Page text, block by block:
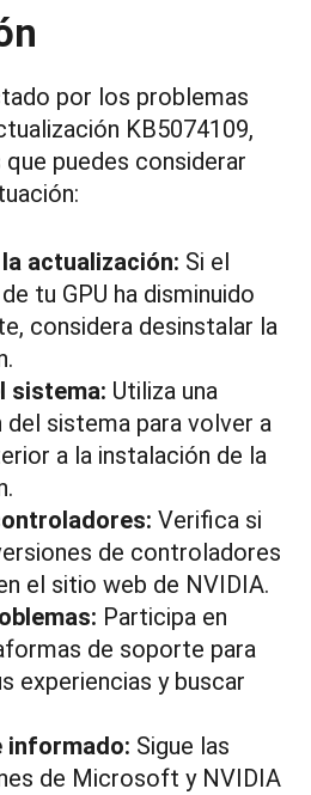
por los problemas
KB5074109,
que puedes considerar
actualización: Si el
tu GPU ha disminuido
considera desinstalar la
sistema: Utiliza una
del sistema para volver a
a la instalación de la
Verifica si
de controladores
el sitio web de NVIDIA.
Participa en
de soporte para
experiencias y buscar
informado: Sigue las
de Microsoft y NVIDIA